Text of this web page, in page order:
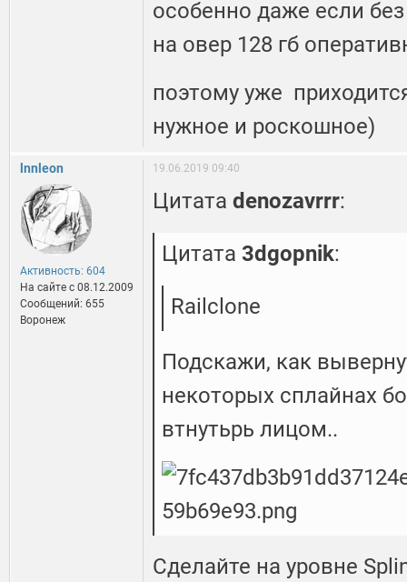
особенно даже если
на овер 128 гб
поэтому уже
нужное и роскошное)
lnnleon
Активность: 604
На сайте c 08.12.2009
Сообщений: 655
Воронеж
19.06.2019 09:40
Цитата denozavrrr:
Цитата 3dgopnik:
Railclone
Подскажи, как
некоторых сплайнах
втнутьрь лицом..
Сделайте на уровне